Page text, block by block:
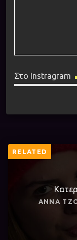
Στο Instragram
RELATED
ANNA